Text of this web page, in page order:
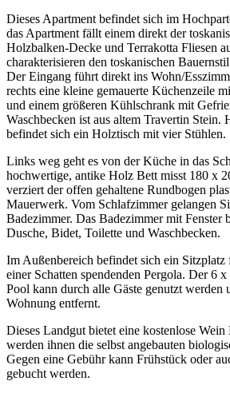
Dieses Apartment befindet sich im
das Apartment fällt einem direkt der
Holzbalken-Decke und Terrakotta Fliesen
charakterisieren den toskanischen
Der Eingang führt direkt ins Wohn/
rechts eine kleine gemauerte Küchenzeile
und einem größeren Kühlschrank mit
Waschbecken ist aus altem Travertin Stein.
befindet sich ein Holztisch mit vier Stühlen.
Links weg geht es von der Küche in das
hochwertige, antike Holz Bett misst 180 x
verziert der offen gehaltene Rundbogen
Mauerwerk. Vom Schlafzimmer gelangen
Badezimmer. Das Badezimmer mit Fenster
Dusche, Bidet, Toilette und Waschbecken.
Im Außenbereich befindet sich ein Sitzplatz
einer Schatten spendenden Pergola. Der 6
Pool kann durch alle Gäste genutzt werden
Wohnung entfernt.
Dieses Landgut bietet eine kostenlose
werden ihnen die selbst angebauten
Gegen eine Gebühr kann Frühstück oder
gebucht werden.